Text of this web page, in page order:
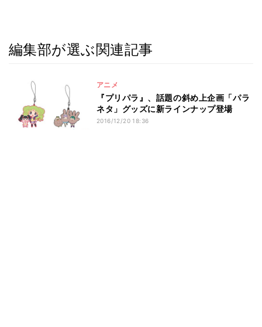
編集部が選ぶ関連記事
アニメ
『プリパラ』、話題の斜め上企画「パラ
ネタ」グッズに新ラインナップ登場
2016/12/20 18:36